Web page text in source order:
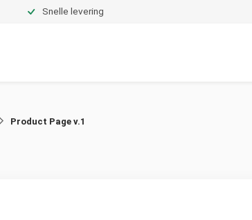
Snelle levering
Product Page v.1